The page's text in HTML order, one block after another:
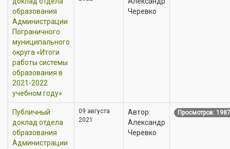
образования
Администрации
Пограничного
муниципального
округа «Итоги
работы системы
образования в
2021-2022
учебном году»
Черевко
Публичный
доклад отдела
образования
Администрации
09 августа
2021
Автор:
Александр
Черевко
Просмотров: 1987